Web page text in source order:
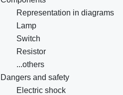
Representation in diagrams
Lamp
Switch
Resistor
...others
Dangers and safety
Electric shock